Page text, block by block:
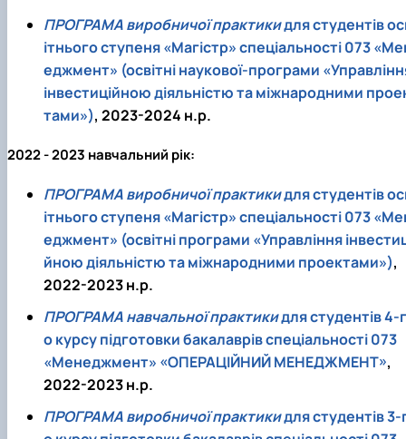
ПРОГРАМА виробничої практикидля студентів
ітнього ступеня «Магістр» спеціальності 073
еджмент» (освітні наукової-програми
інвестиційною діяльністю та міжнародними
тами»), 2023-2024 н.р.
2022 - 2023 навчальний рік:
ПРОГРАМА виробничої практикидля студентів
ітнього ступеня «Магістр» спеціальності 073
еджмент» (освітні програми «Управління
йною діяльністю та міжнародними проектами»),
2022-2023 н.р.
ПРОГРАМА навчальної практикидля студентів 4-г
о курсу підготовки бакалаврів спеціальності 073
«Менеджмент» «ОПЕРАЦІЙНИЙ МЕНЕДЖМЕНТ»,
2022-2023 н.р.
ПРОГРАМА виробничої практикидля студентів 3-